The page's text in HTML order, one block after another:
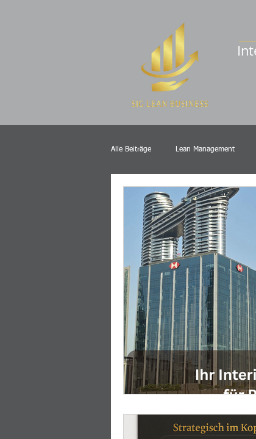
Alle Beiträge Lean Management